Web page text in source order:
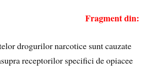
Fragment din:
drogurilor narcotice sunt cauzate
receptorilor specifici de opiacee